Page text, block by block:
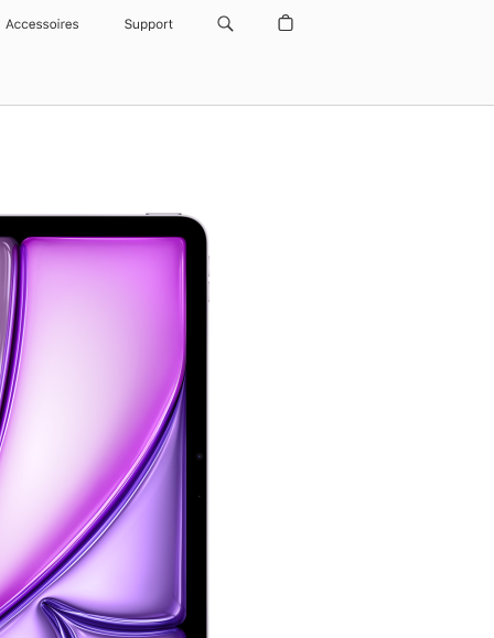
Accessoires Support